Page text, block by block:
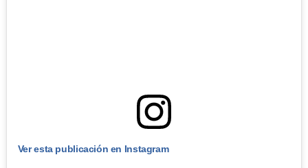
Ver esta publicación en Instagram